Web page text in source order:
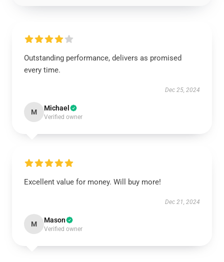
Outstanding performance, delivers as promised
every time.
Dec 25, 2024
M Michael
Verified owner
Excellent value for money. Will buy more!
Dec 21, 2024
M Mason
Verified owner